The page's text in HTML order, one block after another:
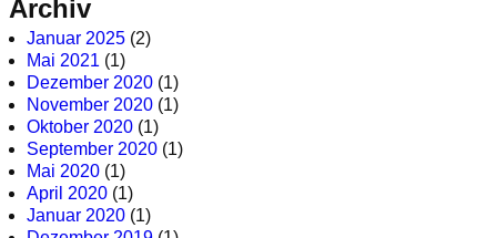
Archiv
Januar 2025 (2)
Mai 2021 (1)
Dezember 2020 (1)
November 2020 (1)
Oktober 2020 (1)
September 2020 (1)
Mai 2020 (1)
April 2020 (1)
Januar 2020 (1)